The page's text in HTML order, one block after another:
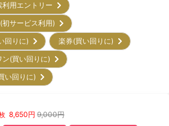
利用エントリー
初サービス利用)
回りに)
楽券(買い回りに)
ン(買い回りに)
い回りに)
8,650円 9,000円